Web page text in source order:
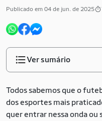
Publicado em 04 de jun. de 2025
Ver sumário
Todos sabemos que o
dos esportes mais
quer entrar nessa onda ou